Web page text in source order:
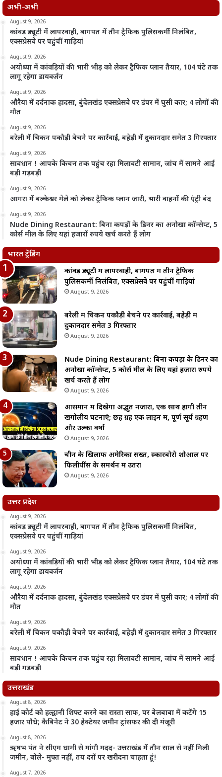
अभी-अभी
August 9, 2026
कांवड़ ड्यूटी में लापरवाही, बागपत में तीन ट्रैफिक पुलिसकर्मी निलंबित,
एक्सप्रेसवे पर पहुंचीं गाड़ियां
August 9, 2026
अयोध्या में कांवड़ियों की भारी भीड़ को लेकर ट्रैफिक प्लान तैयार, 104 घंटे तक
लागू रहेगा डायवर्जन
August 9, 2026
औरैया में दर्दनाक हादसा, बुंदेलखंड एक्सप्रेसवे पर डंपर में घुसी कार; 4 लोगों की
मौत
August 9, 2026
बरेली में चिकन पकौड़ी बेचने पर कार्रवाई, बहेड़ी में दुकानदार समेत 3 गिरफ्तार
August 9, 2026
सावधान ! आपके किचन तक पहुंच रहा मिलावटी सामान, जांच में सामने आई
बड़ी गड़बड़ी
August 9, 2026
आगरा में बल्केश्वर मेले को लेकर ट्रैफिक प्लान जारी, भारी वाहनों की एंट्री बंद
August 9, 2026
Nude Dining Restaurant: बिना कपड़ों के डिनर का अनोखा कॉन्सेप्ट, 5
कोर्स मील के लिए यहां हजारों रुपये खर्च करते हैं लोग
भारत ट्रेंडिंग
कांवड़ ड्यूटी में लापरवाही, बागपत में तीन ट्रैफिक
पुलिसकर्मी निलंबित, एक्सप्रेसवे पर पहुंचीं गाड़ियां
August 9, 2026
बरेली में चिकन पकौड़ी बेचने पर कार्रवाई, बहेड़ी में
दुकानदार समेत 3 गिरफ्तार
August 9, 2026
Nude Dining Restaurant: बिना कपड़ों के डिनर का
अनोखा कॉन्सेप्ट, 5 कोर्स मील के लिए यहां हजारों रुपये
खर्च करते हैं लोग
August 9, 2026
आसमान में दिखेगा अद्भुत नजारा, एक साथ होंगी तीन
खगोलीय घटनाएं; छह ग्रह एक लाइन में, पूर्ण सूर्य ग्रहण
और उल्का वर्षा
August 9, 2026
चीन के खिलाफ अमेरिका सख्त, स्कारबोरो शोआल पर
फिलीपींस के समर्थन में उतरा
August 9, 2026
उत्तर प्रदेश
August 9, 2026
कांवड़ ड्यूटी में लापरवाही, बागपत में तीन ट्रैफिक पुलिसकर्मी निलंबित,
एक्सप्रेसवे पर पहुंचीं गाड़ियां
August 9, 2026
अयोध्या में कांवड़ियों की भारी भीड़ को लेकर ट्रैफिक प्लान तैयार, 104 घंटे तक
लागू रहेगा डायवर्जन
August 9, 2026
औरैया में दर्दनाक हादसा, बुंदेलखंड एक्सप्रेसवे पर डंपर में घुसी कार; 4 लोगों की
मौत
August 9, 2026
बरेली में चिकन पकौड़ी बेचने पर कार्रवाई, बहेड़ी में दुकानदार समेत 3 गिरफ्तार
August 9, 2026
सावधान ! आपके किचन तक पहुंच रहा मिलावटी सामान, जांच में सामने आई
बड़ी गड़बड़ी
उत्तराखंड
August 8, 2026
हाई कोर्ट को हल्द्वानी शिफ्ट करने का रास्ता साफ, पर बेलबाबा में कटेंगे 15
हजार पौधे; कैबिनेट ने 30 हेक्टेयर जमीन ट्रांसफर की दी मंजूरी
August 8, 2026
ऋषभ पंत ने सीएम धामी से मांगी मदद- उत्तराखंड में तीन साल से नहीं मिली
जमीन, बोले- मुफ्त नहीं, तय दरों पर खरीदना चाहता हूं!
August 7, 2026